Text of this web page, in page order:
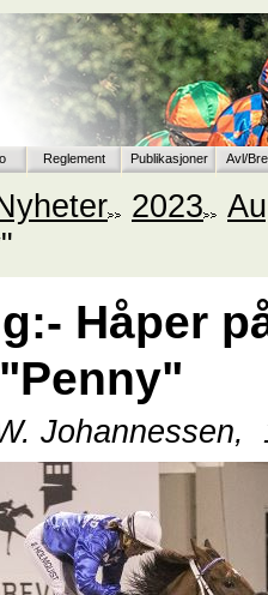
Reglement Publikasjoner Avl/
2023
Håper
Johannessen,